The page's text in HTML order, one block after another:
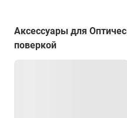
IP54
Диапазон рабочей
Аксессуары для
поверкой